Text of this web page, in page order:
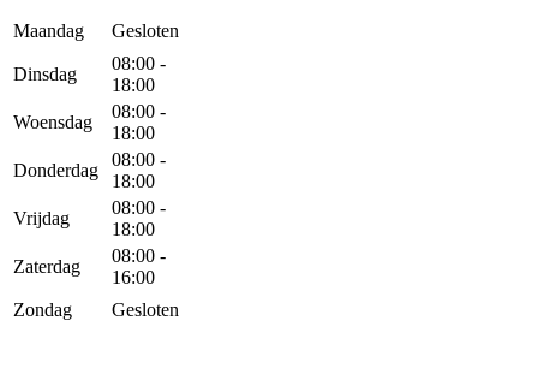
Maandag Gesloten
Dinsdag
08:00 -
18:00
Woensdag
08:00 -
18:00
Donderdag
08:00 -
18:00
Vrijdag
08:00 -
18:00
Zaterdag
08:00 -
16:00
Zondag
Gesloten